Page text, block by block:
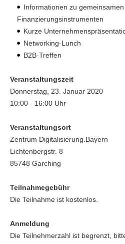
Informationen zu gemeinsamen
Finanzierungsinstrumenten
Kurze
Networking-Lunch
B2B-Treffen
Veranstaltungszeit
Donnerstag, 23. Januar 2020
10:00 - 16:00 Uhr
Veranstaltungsort
Zentrum Digitalisierung.Bayern
Lichtenbergstr. 8
85748 Garching
Teilnahmegebühr
Die Teilnahme ist kostenlos.
Anmeldung
Die Teilnehmerzahl ist begrenzt,